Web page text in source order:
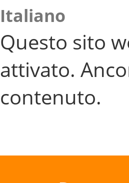
Italiano
Questo sito
attivato.
contenuto.